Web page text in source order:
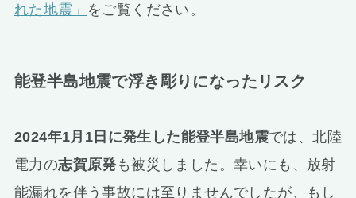
れた地震」 をご覧ください。
能登半島地震で浮き彫りになったリスク
2024年1月1日に発生した能登半島地震では、北陸
電力の志賀原発 も被災しました。幸いにも、放射
能漏れを伴う事故には至りませんでしたが、もし